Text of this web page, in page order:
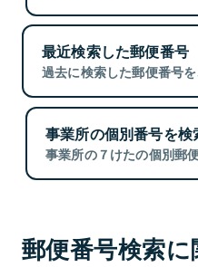
最近検索した郵便番号
過去に検索した郵便番号を
事業所の個別番号を検
事業所の７けたの個別郵
郵便番号検索